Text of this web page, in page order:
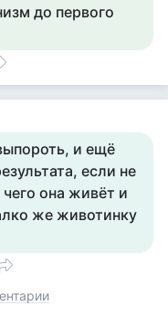
до первого
и ещё
если не
она живёт и
же животинку